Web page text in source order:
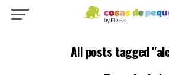
All posts tagged